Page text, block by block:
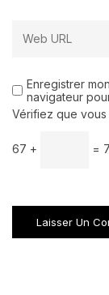
Enregistrer
navigateur
Vérifiez que
67 + =